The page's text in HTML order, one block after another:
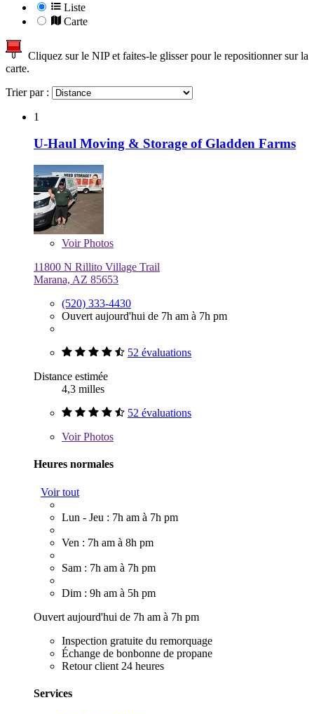
Liste
Carte
Cliquez sur le NIP et faites-le glisser pour le repositionner sur la
carte.
Trier par :
1
U-Haul Moving & Storage of Gladden Farms
VoirPhotos
11800 N Rillito Village Trail
Marana, AZ 85653
(520) 333-4430
Ouvert aujourd'hui de 7h am à 7h pm
52 évaluations
Distance estimée
4,3 milles
52 évaluations
VoirPhotos
Heures normales
Voir tout
Lun - Jeu : 7h am à 7h pm
Ven : 7h am à 8h pm
Sam : 7h am à 7h pm
Dim : 9h am à 5h pm
Ouvert aujourd'hui de 7h am à 7h pm
Inspection gratuite du remorquage
Échange de bonbonne de propane
Retour client 24 heures
Services